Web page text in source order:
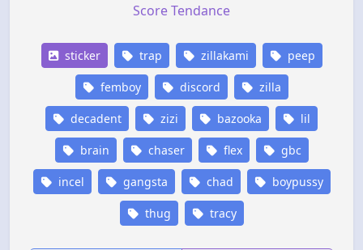
Score Tendance
sticker trap zillakami peep
femboy discord zilla
decadent zizi bazooka lil
brain chaser flex gbc
incel gangsta chad boypussy
thug tracy